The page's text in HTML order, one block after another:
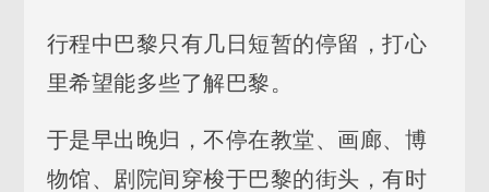
行程中巴黎只有几日短暂的停留，打心
里希望能多些了解巴黎。
于是早出晚归，不停在教堂、画廊、博
物馆、剧院间穿梭于巴黎的街头，有时